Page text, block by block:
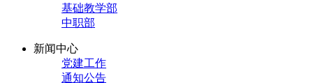
基础教学部
中职部
新闻中心
党建工作
通知公告